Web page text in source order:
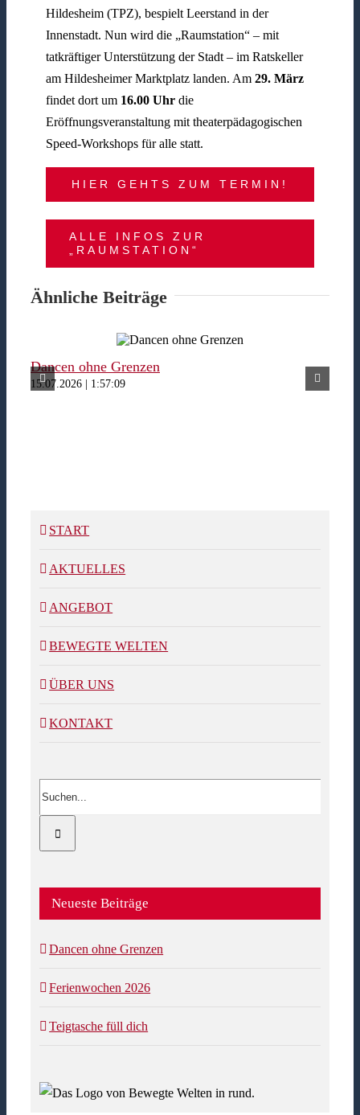
Hildesheim (TPZ), bespielt Leerstand in der
Innenstadt. Nun wird die „Raumstation“ – mit
tatkräftiger Unterstützung der Stadt – im Ratskeller
am Hildesheimer Marktplatz landen. Am 29. März
findet dort um16.00 Uhrdie
Eröffnungsveranstaltung mit theaterpädagogischen
Speed-Workshops für alle statt.
HIER GEHTS ZUM TERMIN!
ALLE INFOS ZUR
„RAUMSTATION“
Ähnliche Beiträge
Dancen ohne Grenzen
15.07.2026 | 1:57:09
START
AKTUELLES
ANGEBOT
BEWEGTE WELTEN
ÜBER UNS
KONTAKT
Neueste Beiträge
Dancen ohne Grenzen
Ferienwochen 2026
Teigtasche füll dich